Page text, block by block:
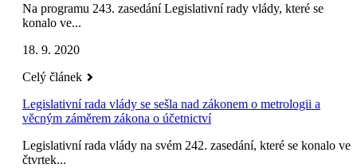
Na programu 243. zasedání Legislativní rady vlády, které se
konalo ve...
18. 9. 2020
Celý článek
Legislativní rada vlády se sešla nad zákonem o metrologii a
věcným záměrem zákona o účetnictví
Legislativní rada vlády na svém 242. zasedání, které se konalo ve
čtvrtek...